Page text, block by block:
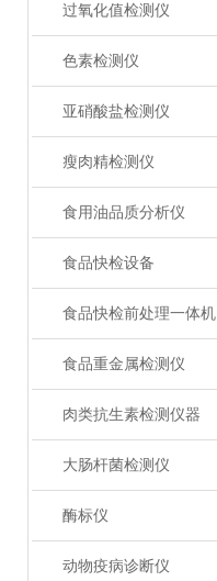
过氧化值检测仪
色素检测仪
亚硝酸盐检测仪
瘦肉精检测仪
食用油品质分析仪
食品快检设备
食品快检前处理一体机
食品重金属检测仪
肉类抗生素检测仪器
大肠杆菌检测仪
酶标仪
动物疫病诊断仪